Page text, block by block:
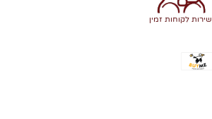
שירות לקוחות זמין